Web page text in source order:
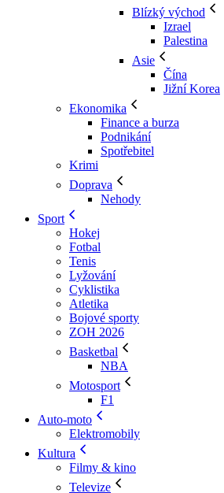
Blízký východ
Izrael
Palestina
Asie
Čína
Jižní Korea
Ekonomika
Finance a burza
Podnikání
Spotřebitel
Krimi
Doprava
Nehody
Sport
Hokej
Fotbal
Tenis
Lyžování
Cyklistika
Atletika
Bojové sporty
ZOH 2026
Basketbal
NBA
Motosport
F1
Auto-moto
Elektromobily
Kultura
Filmy & kino
Televize